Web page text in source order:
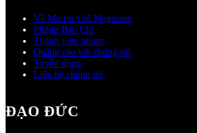
Về Martin Cid Magazine
Phòng Báo Chí
Thành viên nhóm
Quảng cáo với chúng tôi
Tuyển dụng
Liên hệ chúng tôi
ĐẠO ĐỨC